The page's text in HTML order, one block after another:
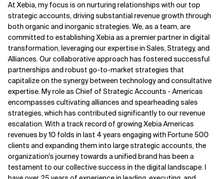
At Xebia, my focus is on nurturing relationships with our top
strategic accounts, driving substantial revenue growth through
both organic and inorganic strategies. We, as a team, are
committed to establishing Xebia as a premier partner in digital
transformation, leveraging our expertise in Sales, Strategy, and
Alliances. Our collaborative approach has fostered successful
partnerships and robust go-to-market strategies that
capitalize on the synergy between technology and consultative
expertise. My role as Chief of Strategic Accounts - Americas
encompasses cultivating alliances and spearheading sales
strategies, which has contributed significantly to our revenue
escalation. With a track record of growing Xebia Americas
revenues by 10 folds in last 4 years engaging with Fortune 500
clients and expanding them into large strategic accounts, the
organization's journey towards a unified brand has been a
testament to our collective success in the digital landscape. I